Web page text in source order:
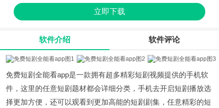
立即下载
软件介绍 软件评论
免费短剧全能看app是一款拥有超多精彩短剧视频提供的手机软
件，这里的任意短剧题材都会详细分类，手机去开启短剧播放选
择更加方便，还可以观看到更加高能的短剧剧集，任意精彩的短